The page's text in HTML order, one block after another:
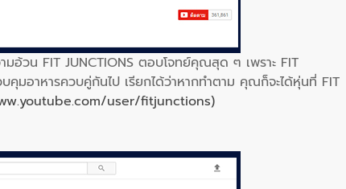
วน FIT JUNCTIONS ตอบโจทย์คุณสุด ๆ เพราะ FIT
มอาหารควบคู่กันไป เรียกได้ว่าหากทำตาม คุณก็จะได้หุ่นที่ FIT
user/fitjunctions)